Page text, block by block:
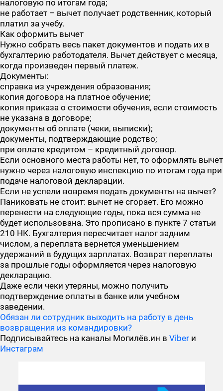
налоговую по итогам года;
не работает – вычет получает родственник, который
платил за учебу.
Как оформить вычет
Нужно собрать весь пакет документов и подать их в
бухгалтерию работодателя. Вычет действует с месяца,
когда произведен первый платеж.
Документы:
справка из учреждения образования;
копия договора на платное обучение;
копия приказа о стоимости обучения, если стоимость
не указана в договоре;
документы об оплате (чеки, выписки);
документы, подтверждающие родство;
при оплате кредитом – кредитный договор.
Если основного места работы нет, то оформлять вычет
нужно через налоговую инспекцию по итогам года при
подаче налоговой декларации.
Если не успели вовремя подать документы на вычет?
Паниковать не стоит: вычет не сгорает. Его можно
перенести на следующие годы, пока вся сумма не
будет использована. Это прописано в пункте 7 статьи
210 НК. Бухгалтерия пересчитает налог задним
числом, а переплата вернется уменьшением
удержаний в будущих зарплатах. Возврат переплаты
за прошлые годы оформляется через налоговую
декларацию.
Даже если чеки утеряны, можно получить
подтверждение оплаты в банке или учебном
заведении.
Обязан ли сотрудник выходить на работу в день
возвращения из командировки?
Подписывайтесь на каналы Могилёв.ин в Viber и
Инстаграм